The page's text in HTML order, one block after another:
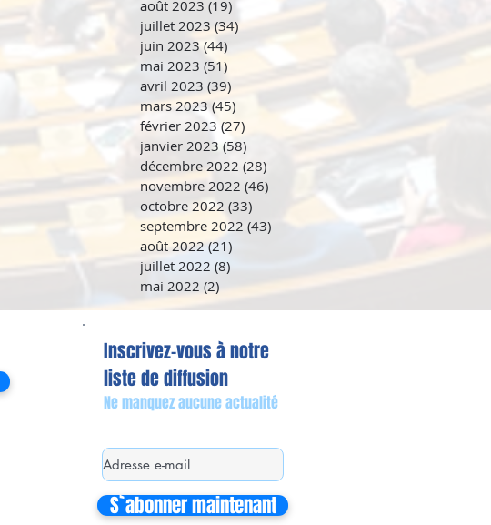
août 2023 (19)
juillet 2023 (34)
juin 2023 (44) 44 posts
mai 2023 (51) 51 posts
avril 2023 (39) 39 posts
mars 2023 (45)
février 2023 (27)
janvier 2023 (58)
décembre 2022 (28)
novembre 2022 (46)
octobre 2022 (33)
septembre 2022 (43) 43 posts
août 2022 (21)
juillet 2022 (8)
mai 2022 (2) 2 posts
Inscrivez-vous à notre
liste de diffusion
Ne manquez aucune actualité
S`abonner maintenant